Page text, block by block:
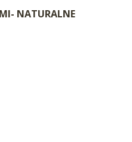
NATURALNE